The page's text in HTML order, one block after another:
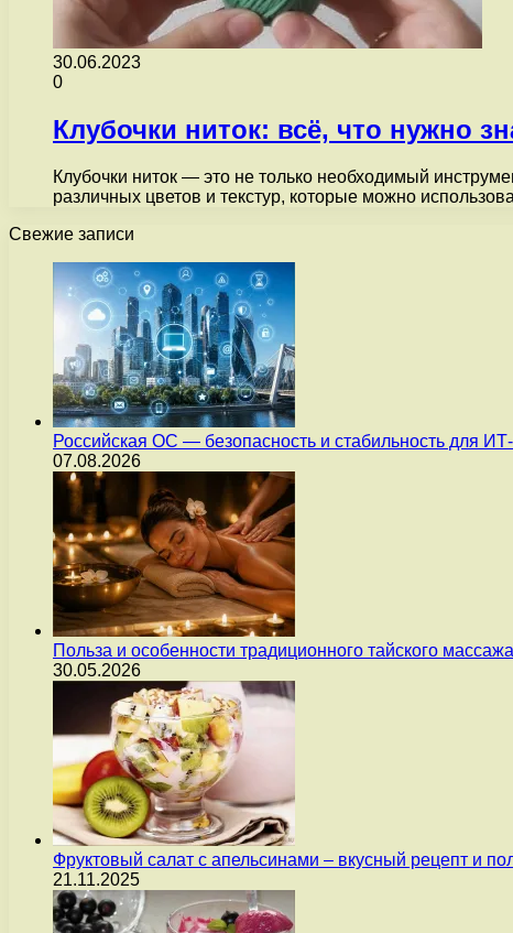
30.06.2023
0
Клубочки ниток: всё, что нужно
Клубочки ниток — это не только необходимый
различных цветов и текстур, которые можно
Свежие записи
Российская ОС — безопасность и стабильность для
07.08.2026
Польза и особенности традиционного тайского
30.05.2026
Фруктовый салат с апельсинами – вкусный рецепт и
21.11.2025